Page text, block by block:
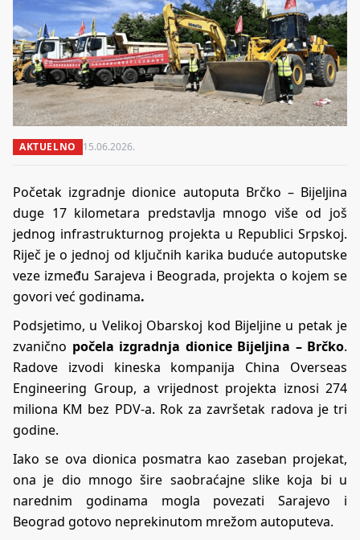
AKTUELNO 15.06.2026.
Početak izgradnje dionice autoputa Brčko – Bijeljina
duge 17 kilometara predstavlja mnogo više od još
jednog infrastrukturnog projekta u Republici Srpskoj.
Riječ je o jednoj od ključnih karika buduće autoputske
veze između Sarajeva i Beograda, projekta o kojem se
govori već godinama.
Podsjetimo, u Velikoj Obarskoj kod Bijeljine u petak je
zvanično počela izgradnja dionice Bijeljina – Brčko.
Radove izvodi kineska kompanija China Overseas
Engineering Group, a vrijednost projekta iznosi 274
miliona KM bez PDV-a. Rok za završetak radova je tri
godine.
Iako se ova dionica posmatra kao zaseban projekat,
ona je dio mnogo šire saobraćajne slike koja bi u
narednim godinama mogla povezati Sarajevo i
Beograd gotovo neprekinutom mrežom autoputeva.